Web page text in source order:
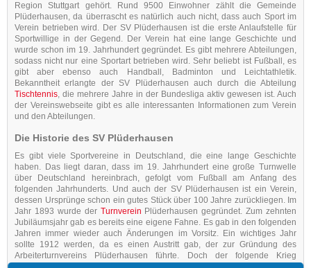
Region Stuttgart gehört. Rund 9500 Einwohner zählt die Gemeinde
Plüderhausen, da überrascht es natürlich auch nicht, dass auch Sport im
Verein betrieben wird. Der SV Plüderhausen ist die erste Anlaufstelle für
Sportwillige in der Gegend. Der Verein hat eine lange Geschichte und
wurde schon im 19. Jahrhundert gegründet. Es gibt mehrere Abteilungen,
sodass nicht nur eine Sportart betrieben wird. Sehr beliebt ist Fußball, es
gibt aber ebenso auch Handball, Badminton und Leichtathletik.
Bekanntheit erlangte der SV Plüderhausen auch durch die Abteilung
Tischtennis, die mehrere Jahre in der Bundesliga aktiv gewesen ist. Auch
der Vereinswebseite gibt es alle interessanten Informationen zum Verein
und den Abteilungen.
Die Historie des SV Plüderhausen
Es gibt viele Sportvereine in Deutschland, die eine lange Geschichte
haben. Das liegt daran, dass im 19. Jahrhundert eine große Turnwelle
über Deutschland hereinbrach, gefolgt vom Fußball am Anfang des
folgenden Jahrhunderts. Und auch der SV Plüderhausen ist ein Verein,
dessen Ursprünge schon ein gutes Stück über 100 Jahre zurückliegen. Im
Jahr 1893 wurde der Turnverein Plüderhausen gegründet. Zum zehnten
Jubiläumsjahr gab es bereits eine eigene Fahne. Es gab in den folgenden
Jahren immer wieder auch Änderungen im Vorsitz. Ein wichtiges Jahr
sollte 1912 werden, da es einen Austritt gab, der zur Gründung des
Arbeiterturnvereins Plüderhausen führte. Doch der folgende Krieg